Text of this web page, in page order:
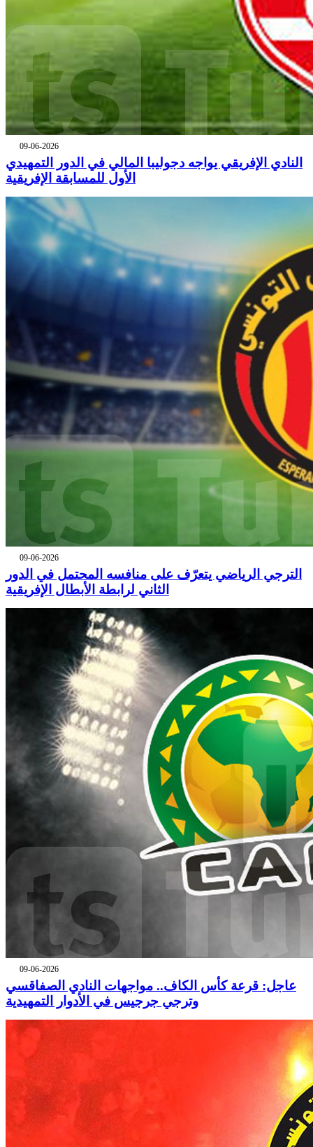
09-06-2026
النادي الإفريقي يواجه دجوليبا المالي في الدور التمهيدي
الأول للمسابقة الإفريقية
09-06-2026
الترجي الرياضي يتعرّف على منافسه المحتمل في الدور
الثاني لرابطة الأبطال الإفريقية
09-06-2026
عاجل: قرعة كأس الكاف.. مواجهات النادي الصفاقسي
وترجي جرجيس في الأدوار التمهيدية